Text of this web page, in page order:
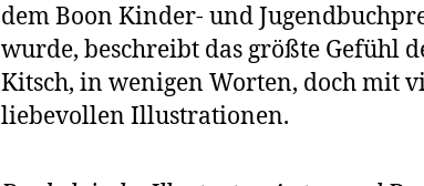
dem Boon Kinder- und
wurde, beschreibt das größte Gefühl
Kitsch, in wenigen Worten, doch mit
liebevollen Illustrationen.